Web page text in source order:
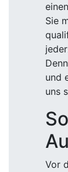
Sie
und
uns
Vor